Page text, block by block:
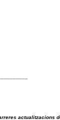
actualitzacions